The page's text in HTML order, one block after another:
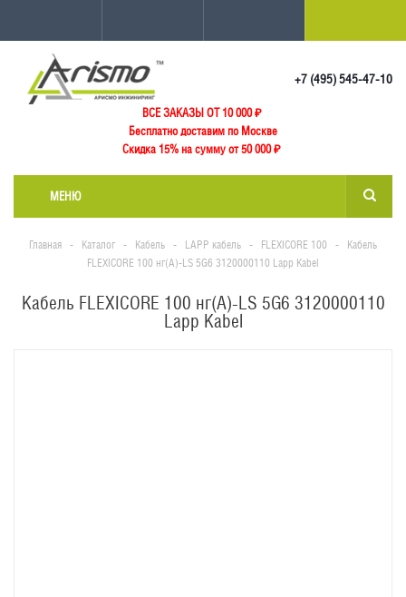
+7 (495) 545-47-10
ВСЕ ЗАКАЗЫ ОТ 10 000₽
Бесплатно доставим по Москве
Скидка 15% на сумму от 50 000 ₽
МЕНЮ
Главная - Каталог - Кабель - LAPP кабель - FLEXICORE 100 -
Кабель
FLEXICORE 100 нг(А)-LS 5G6 3120000110 Lapp Kabel
Кабель FLEXICORE 100 нг(А)-LS 5G6 3120000110
Lapp Kabel